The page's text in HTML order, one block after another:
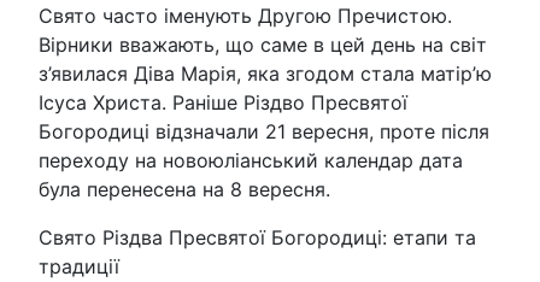
Свято часто іменують Другою Пречистою.
Вірники вважають, що саме в цей день на світ
з’явилася Діва Марія, яка згодом стала матір’ю
Ісуса Христа. Раніше Різдво Пресвятої
Богородиці відзначали 21 вересня, проте після
переходу на новоюліанський календар дата
була перенесена на 8 вересня.
Свято Різдва Пресвятої Богородиці: етапи та
традиції